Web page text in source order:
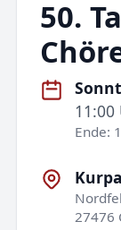
50.
11:00
Ende:
27476